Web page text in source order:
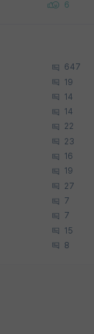
6
647
19
14
14
22
23
16
19
27
7
7
15
8